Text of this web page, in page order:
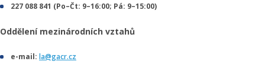
227 088 841 (Po–Čt: 9–16:00; Pá: 9–15:00)
Oddělení mezinárodních vztahů
e-mail: la@gacr.cz